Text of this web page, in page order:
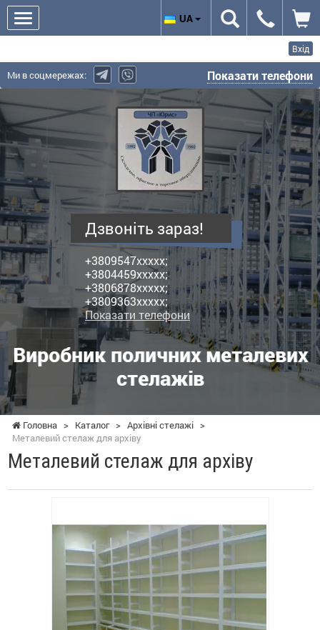
Вхід
Ми в соцмережах: Показати телефони
Юріс,
ПП
-
виробник
поличних
металевих
стелажів
Дзвоніть зараз!
+3809547xxxxx;
+3804459xxxxx;
+3806878xxxxx;
+3809363xxxxx;
Показати телефони
Виробник поличних металевих
стелажів
UA
Головна > Каталог > Архівні стелажі >
Металевий стелаж для архіву
Металевий стелаж для архіву